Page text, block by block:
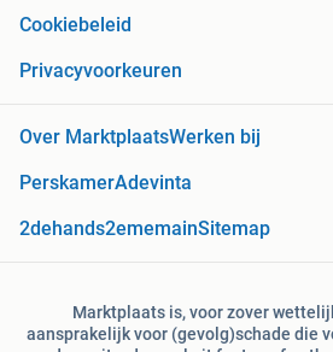
Cookiebeleid
Privacyvoorkeuren
Over MarktplaatsWerken bij
PerskamerAdevinta
2dehands2ememainSitemap
Marktplaats is, voor zover
aansprakelijk voor (gevolg)schade die